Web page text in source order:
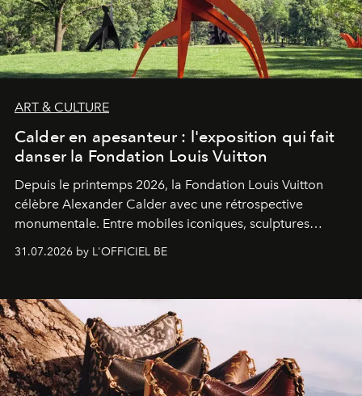
ART & CULTURE
Calder en apesanteur : l'exposition qui fait
danser la Fondation Louis Vuitton
Depuis le printemps 2026, la Fondation Louis Vuitton
célèbre Alexander Calder avec une rétrospective
monumentale. Entre mobiles iconiques, sculptures
monumentales et poésie du mouvement, l'artiste
américain investit les espaces imaginés par Frank Gehry
sculpture.
31.07.2026 by L'OFFICIEL BE